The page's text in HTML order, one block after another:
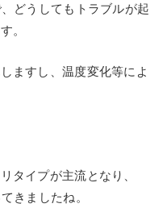
どうしてもトラブルが起
。
ますし、温度変化等によ
タイプが主流となり、
きましたね。